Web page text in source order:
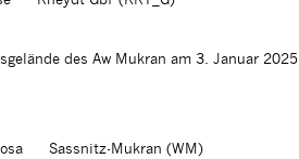
des Aw Mukran am 3. Januar 2025
Sassnitz-Mukran (WM)